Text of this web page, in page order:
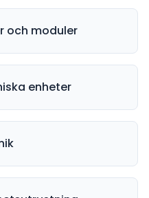
och moduler
enheter